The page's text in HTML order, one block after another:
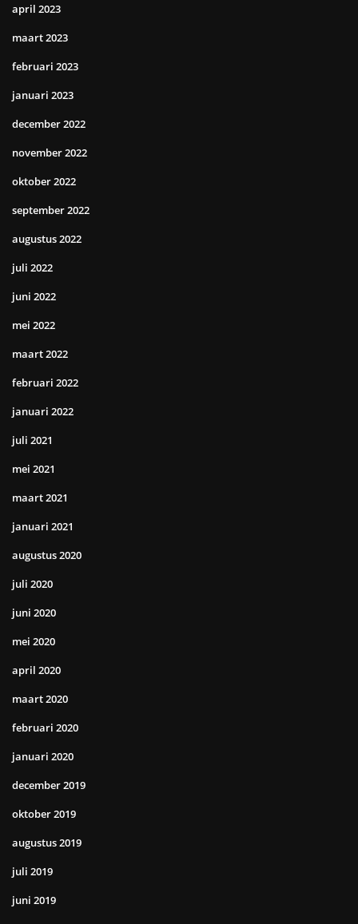
april 2023
maart 2023
februari 2023
januari 2023
december 2022
november 2022
oktober 2022
september 2022
augustus 2022
juli 2022
juni 2022
mei 2022
maart 2022
februari 2022
januari 2022
juli 2021
mei 2021
maart 2021
januari 2021
augustus 2020
juli 2020
juni 2020
mei 2020
april 2020
maart 2020
februari 2020
januari 2020
december 2019
oktober 2019
augustus 2019
juli 2019
juni 2019